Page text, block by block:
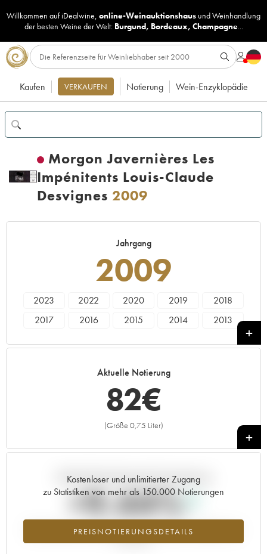
Willkommen auf iDealwine, online-Weinauktionshaus undWeinhandlung
der besten Weine der Welt: Burgund, Bordeaux, Champagne...
Kaufen VERKAUFEN Notierung Wein-Enzyklopädie
Morgon Javernières Les
Impénitents Louis-Claude
Desvignes 2009
Jahrgang
2009
2023 2022 2020 2019
2018
2017
2016 2015 2014
2013
Aktuelle Notierung
82€
(Größe 0,75 Liter)
+
Kostenloser und unlimitierter Zugang
zu Statistiken von mehr als 150.000 Notierungen
PREISNOTIERUNGSDETAILS
Aktuelle Entwicklung der Preisnotierung
+9.44%
Preisanstiegs des Jahrgangs 2009 im Jahr 2026 im Vergleich zum